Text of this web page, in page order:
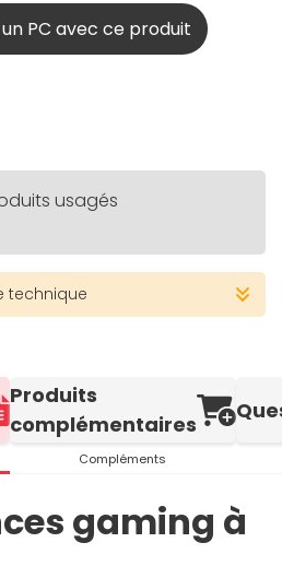
PC avec ce produit
usagés
technique
Produits
complémentaires
Compléments
gaming à